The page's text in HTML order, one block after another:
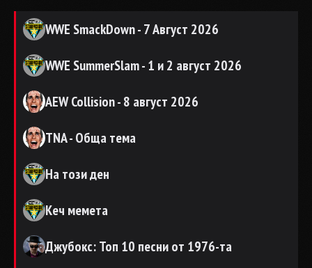
WWE SmackDown - 7 Август 2026
WWE SummerSlam - 1 и 2 август 2026
AEW Collision - 8 август 2026
TNA - Обща тема
На този ден
Кеч мемета
Джубокс: Топ 10 песни от 1976-та